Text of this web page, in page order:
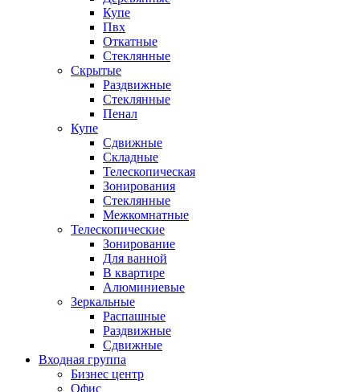
Купе
Пвх
Откатные
Стеклянные
Скрытые
Раздвижные
Стеклянные
Пенал
Купе
Сдвижные
Складные
Телескопическая
Зонирования
Стеклянные
Межкомнатные
Телескопические
Зонирование
Для ванной
В квартире
Алюминиевые
Зеркальные
Распашные
Раздвижные
Сдвижные
Входная группа
Бизнес центр
Офис